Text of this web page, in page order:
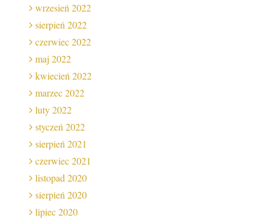
wrzesień 2022
sierpień 2022
czerwiec 2022
maj 2022
kwiecień 2022
marzec 2022
luty 2022
styczeń 2022
sierpień 2021
czerwiec 2021
listopad 2020
sierpień 2020
lipiec 2020